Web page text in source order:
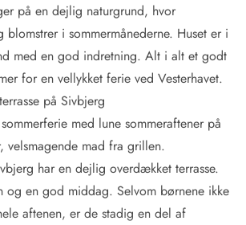
på en dejlig naturgrund, hvor
blomstrer i sommermånederne. Huset er i
med en god indretning. Alt i alt et godt
for en vellykket ferie ved Vesterhavet.
på Sivbjerg
med lune sommeraftener på
velsmagende mad fra grillen.
har en dejlig overdækket terrasse.
og en god middag. Selvom børnene ikke
aftenen, er de stadig en del af